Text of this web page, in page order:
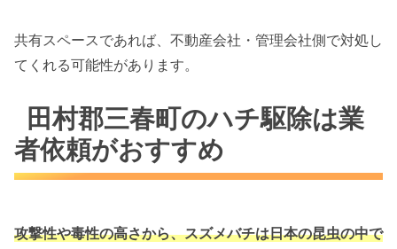
共有スペースであれば、不動産会社・管理会社側で対処し
てくれる可能性があります。
田村郡三春町のハチ駆除は業
者依頼がおすすめ
攻撃性や毒性の高さから、スズメバチは日本の昆虫の中で